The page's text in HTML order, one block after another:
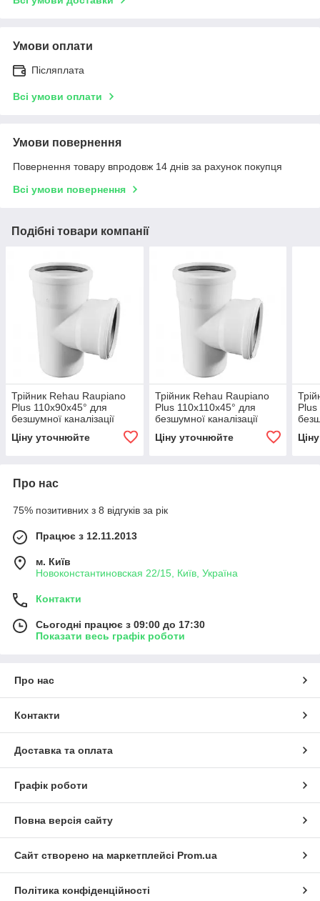
Умови оплати
Післяплата
Всі умови оплати
Умови повернення
Повернення товару впродовж 14 днів за рахунок покупця
Всі умови повернення
Подібні товари компанії
Трійник Rehau Raupiano
Plus 110х90х45° для
безшумної каналізації
Ціну уточнюйте
Трійник Rehau Raupiano
Plus 110х110х45° для
безшумної каналізації
Ціну уточнюйте
Plus
Про нас
75% позитивних з 8 відгуків за рік
Працює з 12.11.2013
м. Київ
Новоконстантиновская 22/15, Київ, Україна
Контакти
Сьогодні працює з 09:00 до 17:30
Показати весь графік роботи
Про нас
Контакти
Доставка та оплата
Графік роботи
Повна версія сайту
Сайт створено на маркетплейсі Prom.ua
Політика конфіденційності